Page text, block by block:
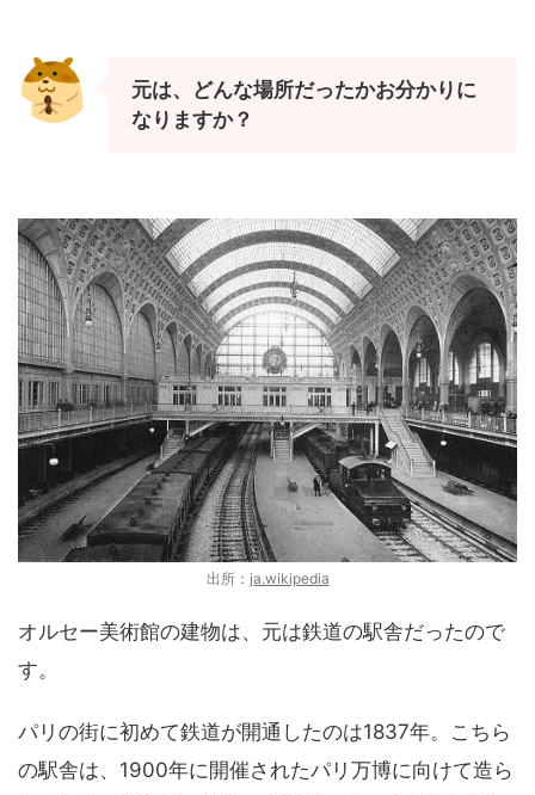
元は、どんな場所だったかお分かりに
なりますか？
出所： ja.wikipedia
オルセー美術館の建物は、元は鉄道の駅舎だったので
す。
パリの街に初めて鉄道が開通したのは1837年。こちら
の駅舎は、1900年に開催されたパリ万博に向けて造ら